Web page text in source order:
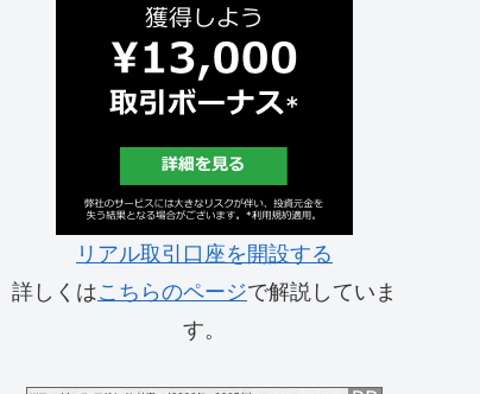
リアル取引口座を開設する
詳しくはこちらのページで解説していま
す。